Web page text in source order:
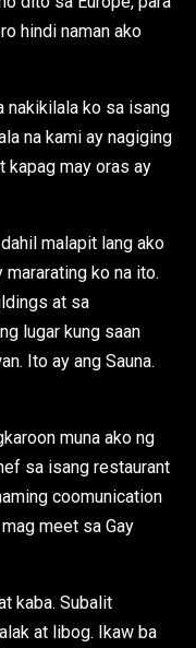
hindi naman ako
nakikilala ko sa isang
na kami ay nagiging
kapag may oras ay
malapit lang ako
mararating ko na ito.
at sa
lugar kung saan
Ito ay ang Sauna.
muna ako ng
sa isang restaurant
coomunication
meet sa Gay
kaba. Subalit
at libog. Ikaw ba